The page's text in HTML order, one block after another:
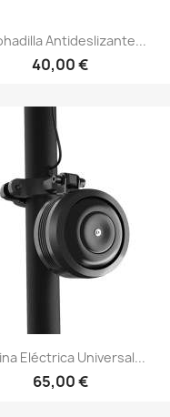
Antideslizante...
40,00 €
Eléctrica Universal...
65,00 €